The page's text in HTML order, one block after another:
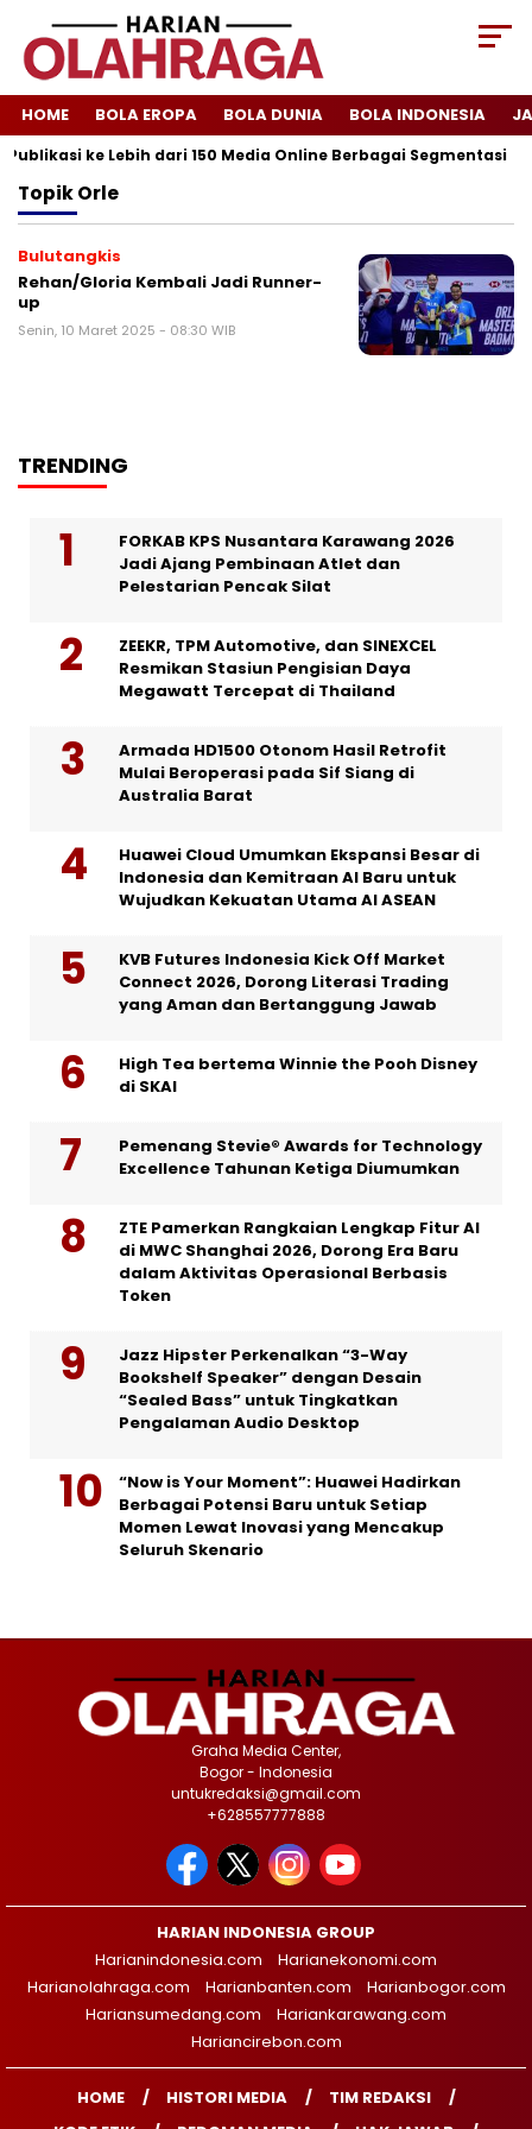
HOME BOLA EROPA BOLA DUNIA BOLA INDONESIA
ke Lebih dari 150 Media Online Berbagai Segmentasi
TopikOrle
Bulutangkis
Rehan/Gloria Kembali Jadi Runner-
up
Senin, 10 Maret 2025 - 08:30 WIB
TRENDING
FORKAB KPS Nusantara Karawang 2026
Jadi Ajang Pembinaan Atlet dan
Pelestarian Pencak Silat
ZEEKR, TPM Automotive, dan SINEXCEL
Resmikan Stasiun Pengisian Daya
Megawatt Tercepat di Thailand
Armada HD1500 Otonom Hasil Retrofit
Mulai Beroperasi pada Sif Siang di
Australia Barat
Huawei Cloud Umumkan Ekspansi Besar di
Indonesia dan Kemitraan AI Baru untuk
Wujudkan Kekuatan Utama AI ASEAN
KVB Futures Indonesia Kick Off Market
Connect 2026, Dorong Literasi Trading
yang Aman dan Bertanggung Jawab
High Tea bertema Winnie the Pooh Disney
di SKAI
Pemenang Stevie® Awards for Technology
Excellence Tahunan Ketiga Diumumkan
ZTE Pamerkan Rangkaian Lengkap Fitur AI
di MWC Shanghai 2026, Dorong Era Baru
dalam Aktivitas Operasional Berbasis
Token
Jazz Hipster Perkenalkan “3-Way
Bookshelf Speaker” dengan Desain
“Sealed Bass” untuk Tingkatkan
Pengalaman Audio Desktop
“Now is Your Moment”: Huawei Hadirkan
Berbagai Potensi Baru untuk Setiap
Momen Lewat Inovasi yang Mencakup
Seluruh Skenario
Graha Media Center,
Bogor - Indonesia
untukredaksi@gmail.com
+628557777888
HARIAN INDONESIA GROUP
Harianindonesia.com
Harianekonomi.com
Harianolahraga.com
Harianbanten.com
Harianbogor.com
Hariansumedang.com
Hariankarawang.com
Hariancirebon.com
HOME HISTORI MEDIA
TIM REDAKSI